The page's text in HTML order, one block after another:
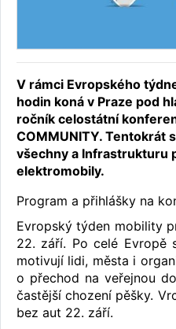
V rámci Evropského
hodin koná v Praze pod
ročník celostátní
COMMUNITY. Tentokrát
všechny a Infrastrukturu
elektromobily.
Program a přihlášky na
Evropský týden mobility
22. září. Po celé Evropě
motivují lidi, města i
o přechod na veřejnou
častější chození pěšky.
bez aut 22. září.